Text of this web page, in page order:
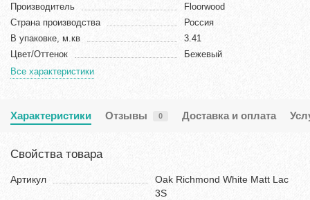
Производитель
Floorwood
Страна производства
Россия
В упаковке, м.кв
3.41
Цвет/Оттенок
Бежевый
Все характеристики
Характеристики Отзывы 0 Доставка и оплата
Свойства товара
Артикул
Oak Richmond White Matt Lac
3S